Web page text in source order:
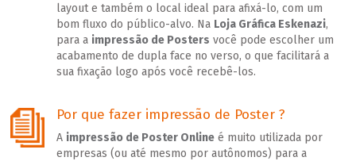
layout e também o local ideal para afixá-lo, com um
bom fluxo do público-alvo. Na Loja Gráfica Eskenazi,
para a impressão de Posters você pode escolher um
acabamento de dupla face no verso, o que facilitará a
sua fixação logo após você recebê-los.
Por que fazer impressão de Poster ?
A impressão de Poster Onlineé muito utilizada por
empresas (ou até mesmo por autônomos) para a